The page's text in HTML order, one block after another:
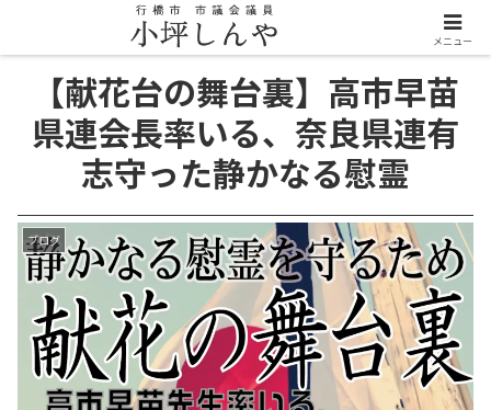
【献花台の舞台裏】高市早苗
県連会長率いる、奈良県連有
志守った静かなる慰霊
ブログ
メニュー